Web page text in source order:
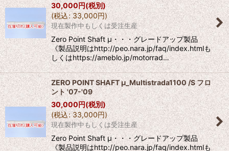
30,000円(税別)
(税込: 33,000円)
現在製作中もしくは受注生産
Zero Point Shaft μ・・・グレードアップ製品
《製品説明はhttp://peo.nara.jp/faq/index.htmlも
しくはhttps://ameblo.jp/motorrad…
ZERO POINT SHAFT μ_Multistrada1100 /S フロ
ント '07-'09
30,000円(税別)
(税込: 33,000円)
現在製作中もしくは受注生産
Zero Point Shaft μ・・・グレードアップ製品
《製品説明はhttp://peo.nara.jp/faq/index.htmlも